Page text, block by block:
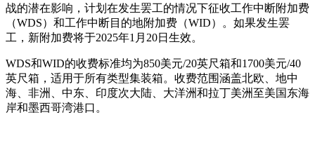
战的潜在影响，计划在发生罢工的情况下征收工作中断附加费
（WDS）和工作中断目的地附加费（WID）。如果发生罢
工，新附加费将于2025年1月20日生效。
WDS和WID的收费标准均为850美元/20英尺箱和1700美元/40
英尺箱，适用于所有类型集装箱。收费范围涵盖北欧、地中
海、非洲、中东、印度次大陆、大洋洲和拉丁美洲至美国东海
岸和墨西哥湾港口。